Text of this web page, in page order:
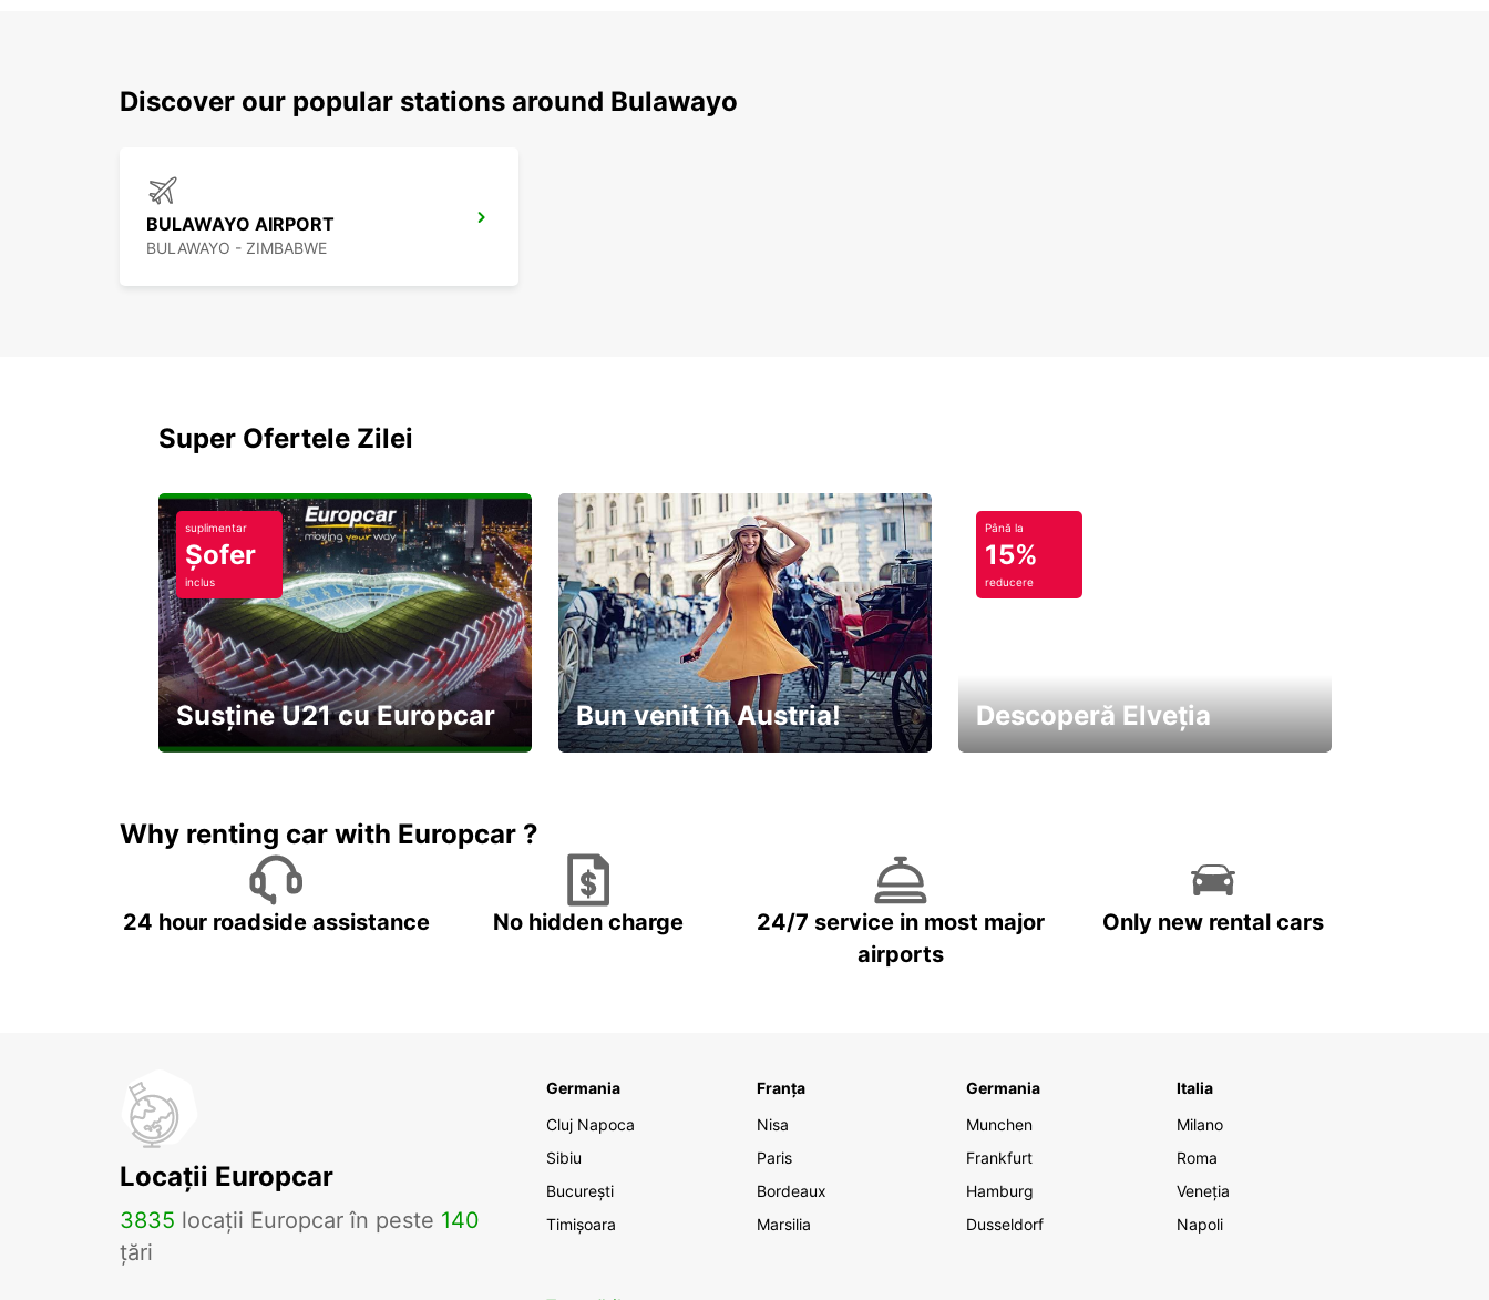
Discover our popular stations around Bulawayo
BULAWAYO AIRPORT
BULAWAYO - ZIMBABWE
Super Ofertele Zilei
suplimentar
Șofer
inclus
Susține U21 cu Europcar Bun venit în Austria!
Până la
15%
reducere
Descoperă Elveția
Why renting car with Europcar ?
24 hour roadside assistance No hidden charge
24/7 service in most major
airports
Only new rental cars
Locații Europcar
3835 locații Europcar în peste 140
țări
Germania
Cluj Napoca
Sibiu
București
Timișoara
Franța
Nisa
Paris
Bordeaux
Marsilia
Germania
Munchen
Frankfurt
Hamburg
Dusseldorf
Italia
Milano
Roma
Veneția
Napoli